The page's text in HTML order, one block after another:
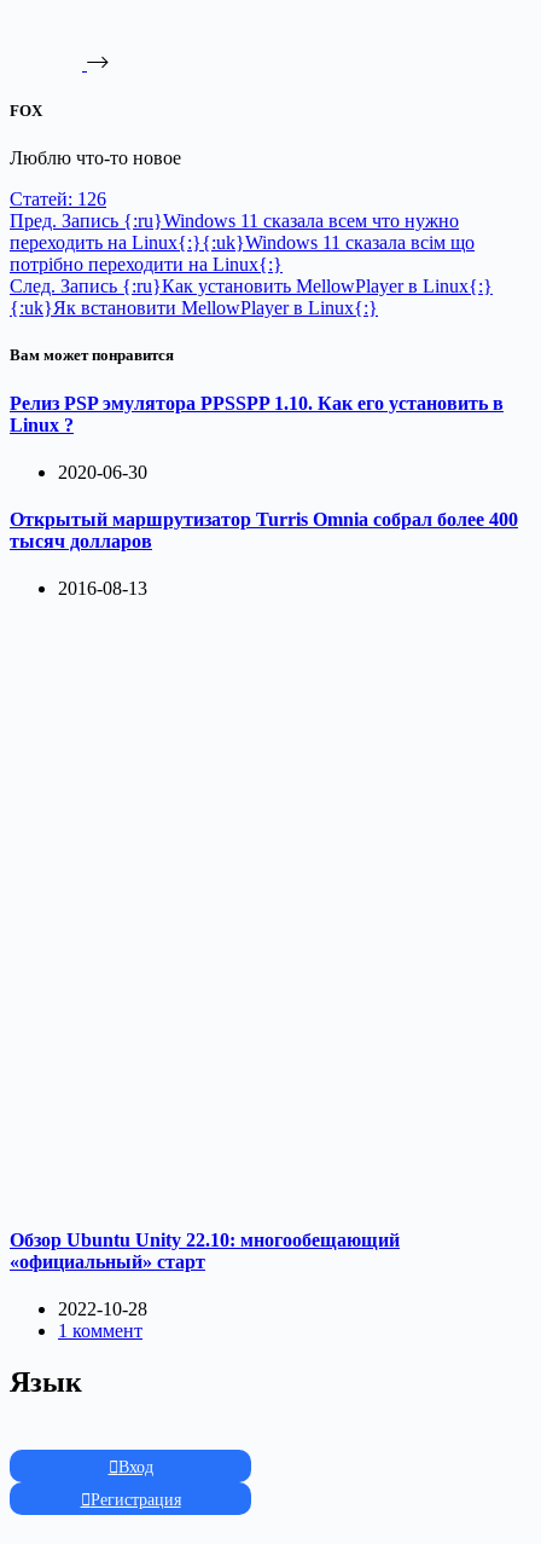
FOX
Люблю что-то новое
Статей: 126
Пред. Запись {:ru}Windows 11 сказала всем что нужно
переходить на Linux{:}{:uk}Windows 11 сказала всім що
потрібно переходити на Linux{:}
След. Запись {:ru}Как установить MellowPlayer в Linux{:}
{:uk}Як встановити MellowPlayer в Linux{:}
Вам может понравится
Релиз PSP эмулятора PPSSPP 1.10. Как его установить в
Linux ?
2020-06-30
Открытый маршрутизатор Turris Omnia собрал более 400
тысяч долларов
2016-08-13
Обзор Ubuntu Unity 22.10: многообещающий
«официальный» старт
2022-10-28
1 коммент
Язык
Вход
Регистрация